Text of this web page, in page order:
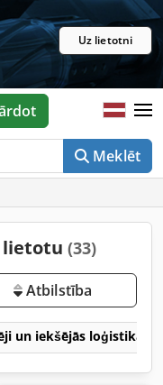
Uz lietotni
Meklēt
lietotu (33)
Atbilstība
un iekšējās loģistikas